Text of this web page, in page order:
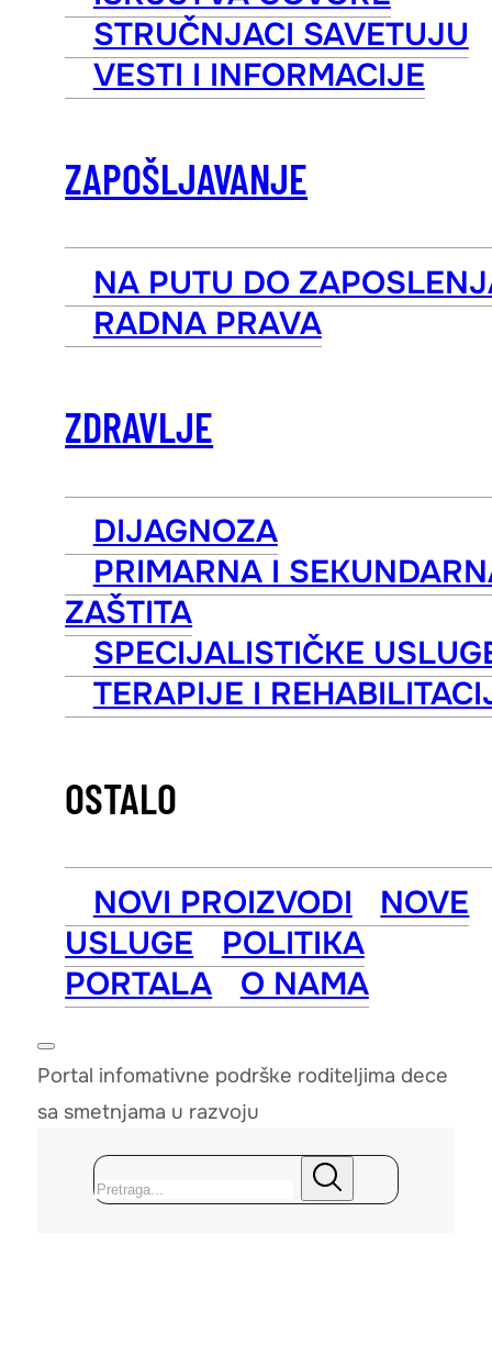
STRUČNJACI SAVETUJU
VESTI I INFORMACIJE
ZAPOŠLJAVANJE
NA PUTU DO
RADNA PRAVA
ZDRAVLJE
DIJAGNOZA
PRIMARNA I
ZAŠTITA
SPECIJALISTIČKE
TERAPIJE I
OSTALO
NOVI PROIZVODI
NOVE
USLUGE
POLITIKA
PORTALA
O NAMA
Portal infomativne podrške roditeljima dece
sa smetnjama u razvoju
Pretraga